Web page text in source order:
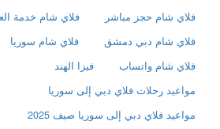
فلاي شام حجز مباشر
فلاي شام خدمة
فلاي شام دبي دمشق
فلاي شام سوريا
فلاي شام واتساب
فيزا الهند
مواعيد رحلات فلاي دبي إلى سوريا
مواعيد فلاي دبي إلى سوريا صيف 2025